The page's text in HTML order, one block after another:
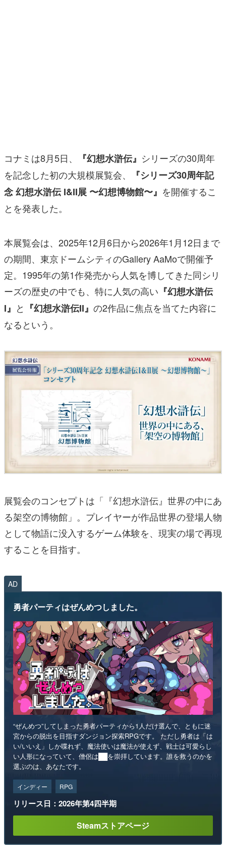
コナミは8月5日、 『幻想水滸伝』 シリーズの30周年
を記念した初の大規模展覧会、
『シリーズ30周年記
念 幻想水滸伝 I&II展 〜幻想博物館〜』 を開催するこ
とを発表した。
本展覧会は、2025年12月6日から2026年1月12日まで
の期間、東京ドームシティのGallery AaMoで開催予
定。1995年の第1作発売から人気を博してきた同シリ
ーズの歴史の中でも、特に人気の高い 『幻想水滸伝
I』 と 『幻想水滸伝II』 の2作品に焦点を当てた内容に
なるという。
展覧会のコンセプトは「『幻想水滸伝』世界の中にあ
る架空の博物館」。プレイヤーが作品世界の登場人物
として物語に没入するゲーム体験を、現実の場で再現
することを目指す。
AD
勇者パーティはぜんめつしました。
“ぜんめつ”してしまった勇者パーティから1人だけ選んで、ともに迷
宮からの脱出を目指すダンジョン探索RPGです。 ただし勇者は「は
い/いいえ」しか喋れず、魔法使いは魔法が使えず、戦士は可愛らし
い人形になっていて、僧侶は██を崇拝しています。誰を救うのかを
選ぶのは、あなたです。
インディー RPG
リリース日：2026年第4四半期
Steamストアページ